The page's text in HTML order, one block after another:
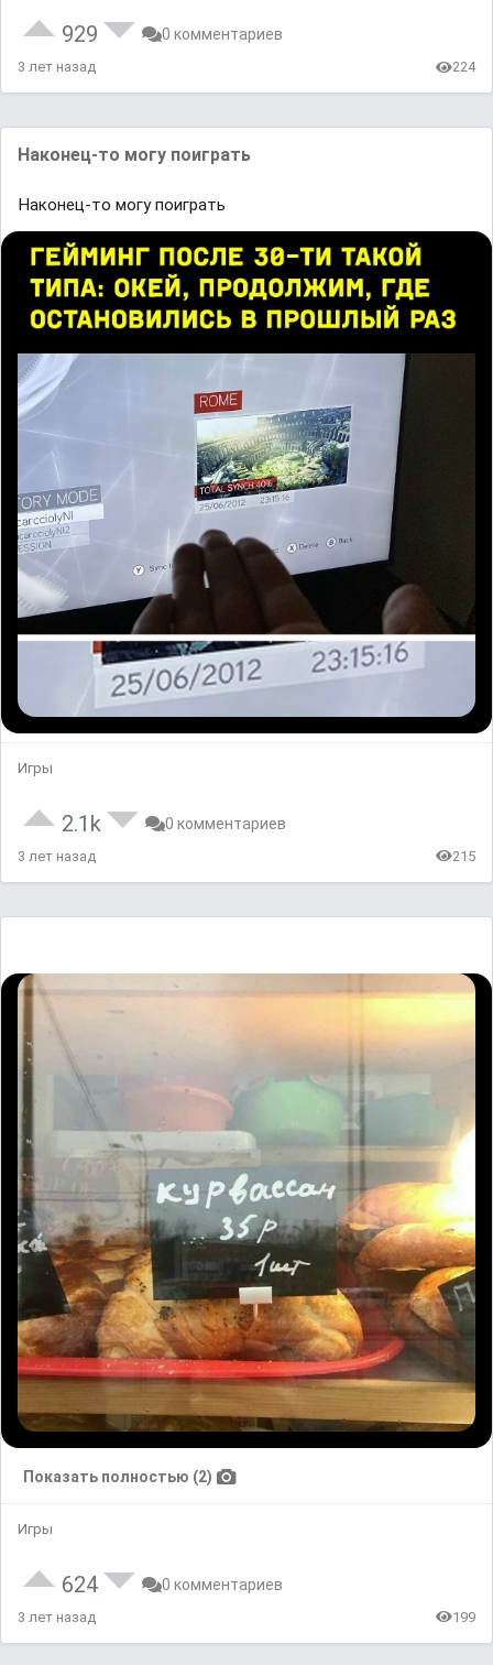
929 0 комментариев
3 лет назад 224
Наконец-то могу поиграть
Наконец-то могу поиграть
Игры
2.1k 0 комментариев
3 лет назад 215
Показать полностью (2)
Игры
624 0 комментариев
3 лет назад 199